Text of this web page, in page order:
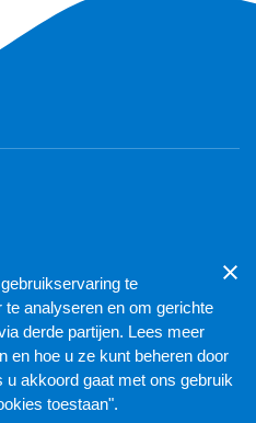
te
analyseren en om gerichte
derde partijen. Lees meer
en hoe u ze kunt beheren door
u akkoord gaat met ons gebruik
toestaan".